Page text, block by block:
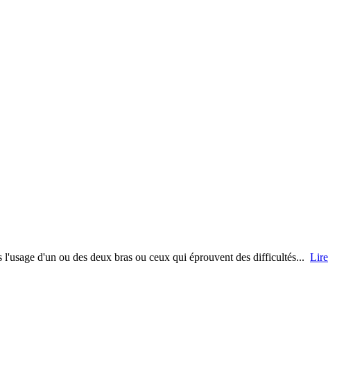
d'un ou des deux bras ou ceux qui éprouvent des difficultés... Lire